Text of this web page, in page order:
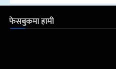
फेसबुकमा हामी